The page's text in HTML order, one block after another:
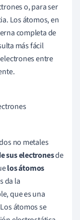
o, para ser
Los átomos, en
completa de
más fácil
entre
no metales
sus electronesde
los átomos
da la
que es una
Los átomos se